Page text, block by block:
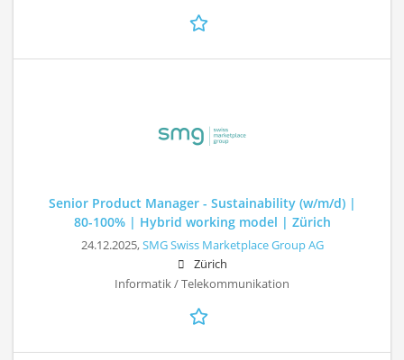
Senior Product Manager - Sustainability (w/m/d) |
80-100% | Hybrid working model | Zürich
24.12.2025,SMG Swiss Marketplace Group AG
Zürich
Informatik / Telekommunikation